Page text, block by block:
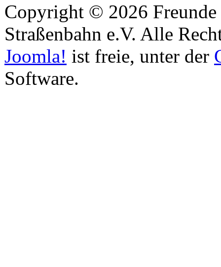
Copyright © 2026
Straßenbahn e.V. Alle
Joomla! ist freie, unter der
Software.